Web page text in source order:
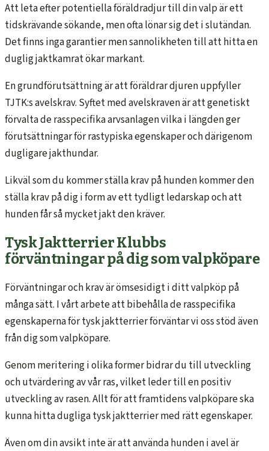
Att leta efter potentiella föräldradjur till din valp är ett
tidskrävande sökande, men ofta lönar sig det i slutändan.
Det finns inga garantier men sannolikheten till att hitta en
duglig jaktkamrat ökar markant.
En grundförutsättning är att föräldrar djuren uppfyller
TJTK:s avelskrav. Syftet med avelskraven är att genetiskt
förvalta de rasspecifika arvsanlagen vilka i längden ger
förutsättningar för rastypiska egenskaper och därigenom
dugligare jakthundar.
Likväl som du kommer ställa krav på hunden kommer den
ställa krav på dig i form av ett tydligt ledarskap och att
hunden får så mycket jakt den kräver.
Tysk Jaktterrier Klubbs
förväntningar på dig som valpköpare
Förväntningar och krav är ömsesidigt i ditt valpköp på
många sätt. I vårt arbete att bibehålla de rasspecifika
egenskaperna för tysk jaktterrier förväntar vi oss stöd även
från dig som valpköpare.
Genom meritering i olika former bidrar du till utveckling
och utvärdering av vår ras, vilket leder till en positiv
utveckling av rasen. Allt för att framtidens valpköpare ska
kunna hitta dugliga tysk jaktterrier med rätt egenskaper.
Även om din avsikt inte är att använda hunden i avel är